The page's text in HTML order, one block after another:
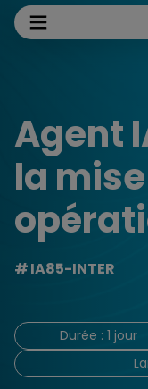
Agent
la
IA85-INTER
Durée : 1 jour